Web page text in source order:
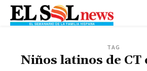
TAG
Niños latinos de